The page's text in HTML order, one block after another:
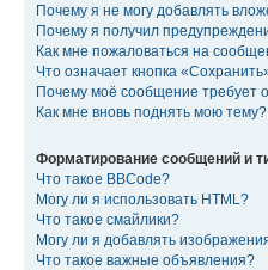
Почему я не могу добавлять
Почему я получил
Как мне пожаловаться на
Что означает кнопка
Почему моё сообщение требует
Как мне вновь поднять мою тему?
Форматирование сообщений и
Что такое BBCode?
Могу ли я использовать HTML?
Что такое смайлики?
Могу ли я добавлять
Что такое важные объявления?